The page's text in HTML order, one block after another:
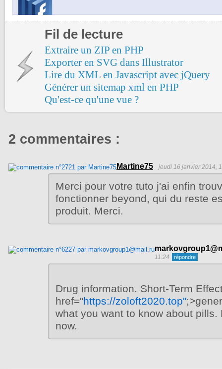
Fil de lecture
Extraire un ZIP en PHP
Exporter en SVG dans Illustrator
Lire du XML en Javascript avec jQuery
Générer un sitemap xml en PHP
Qu'est-ce qu'une vue ?
2 commentaires :
Martine75 jeudi 16 janvier 2014,
Merci pour votre tuto j'ai enfin
fonctionner beyond, qui du reste
produit. Merci.
11:24
Drug information. Short-Term
href="https://zoloft2020.top"
what you want to know about pills.
now.